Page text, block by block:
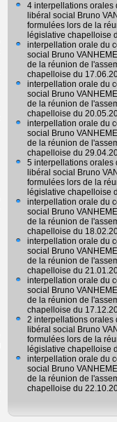
4 interpellations orales
libéral social Bruno
formulées lors de la
législative chapelloise
interpellation orale du
social Bruno
de la réunion de
chapelloise du
interpellation orale du
social Bruno
de la réunion de
chapelloise du
interpellation orale du
social Bruno
de la réunion de
chapelloise du
5 interpellations orales
libéral social Bruno
formulées lors de la
législative chapelloise
interpellation orale du
social Bruno
de la réunion de
chapelloise du
interpellation orale du
social Bruno
de la réunion de
chapelloise du
interpellation orale du
social Bruno
de la réunion de
chapelloise du
2 interpellations orales
libéral social Bruno
formulées lors de la
législative chapelloise
interpellation orale du
social Bruno
de la réunion de
chapelloise du